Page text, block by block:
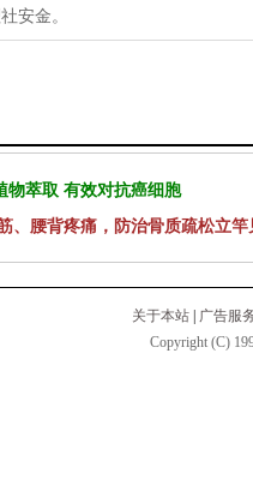
安金。
物萃取 有效对抗癌细胞
、腰背疼痛，防治骨质疏松立竿
关于本站 | 广告服
Copyright (C)